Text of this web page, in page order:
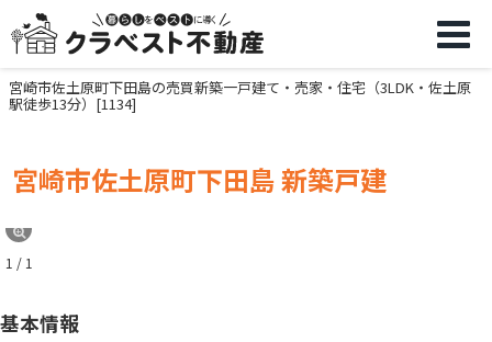
宮崎市佐土原町下田島の売買新築一戸建て・売家・住宅（3LDK・佐土原
駅徒歩13分）[1134]
宮崎市佐土原町下田島 新築戸建
1 / 1
基本情報